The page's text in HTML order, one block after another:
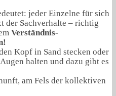
jeder Einzelne für sich
der Sachverhalte – richtig
Verständnis-
Kopf in Sand stecken oder
halten und dazu gibt es
am Fels der kollektiven